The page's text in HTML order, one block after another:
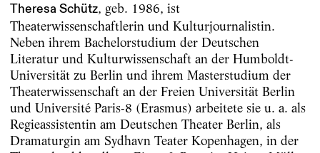
Theresa Schütz, geb. 1986, ist
Theaterwissenschaftlerin und Kulturjournalistin.
Neben ihrem Bachelorstudium der Deutschen
Literatur und Kulturwissenschaft an der Humboldt-
Universität zu Berlin und ihrem Masterstudium der
Theaterwissenschaft an der Freien Universität Berlin
und Université Paris-8 (Erasmus) arbeitete sie u. a. als
Regieassistentin am Deutschen Theater Berlin, als
Dramaturgin am Sydhavn Teater Kopenhagen, in der